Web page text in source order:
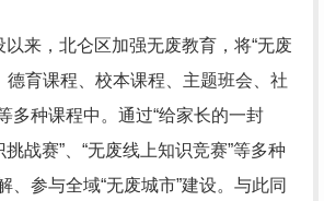
来，北仑区加强无废教育，将“无废
德育课程、校本课程、主题班会、社
多种课程中。通过“给家长的一封
挑战赛”、“无废线上知识竞赛”等多种
、参与全域“无废城市”建设。与此同